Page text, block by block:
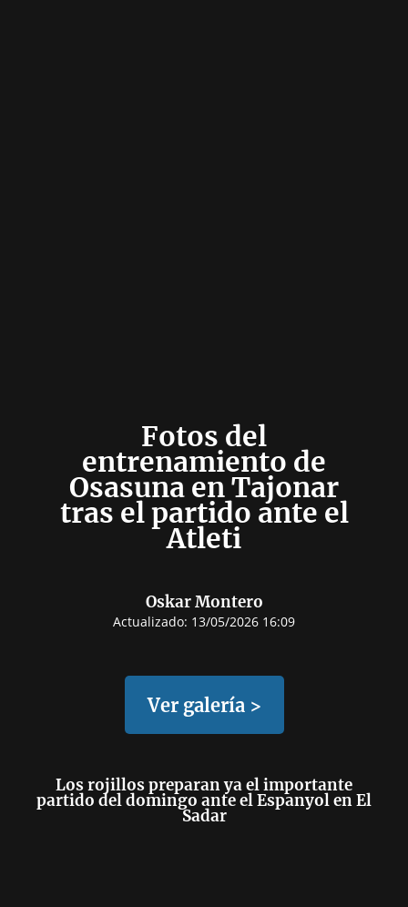
Fotos del
entrenamiento de
Osasuna en Tajonar
tras el partido ante el
Atleti
Oskar Montero
Actualizado: 13/05/2026 16:09
Ver galería >
Los rojillos preparan ya el importante
partido del domingo ante el Espanyol en El
Sadar